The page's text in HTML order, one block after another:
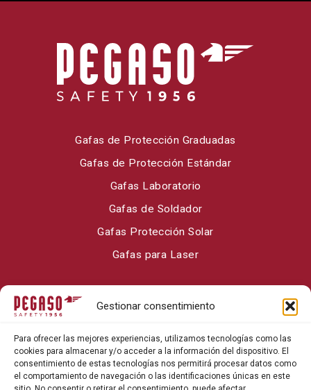
Gestionar consentimiento
Para ofrecer las mejores experiencias, utilizamos tecnologías como las
cookies para almacenar y/o acceder a la información del dispositivo. El
consentimiento de estas tecnologías nos permitirá procesar datos como
el comportamiento de navegación o las identificaciones únicas en este
Gafas de Protección Graduadas
Gafas de Protección Estándar
Gafas Laboratorio
Gafas de Soldador
Gafas Protección Solar
Gafas para Laser
Sobre Pegaso Safety
Blog